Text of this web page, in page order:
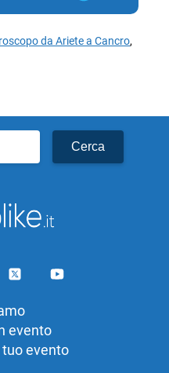
da Ariete a Cancro,
evento
evento